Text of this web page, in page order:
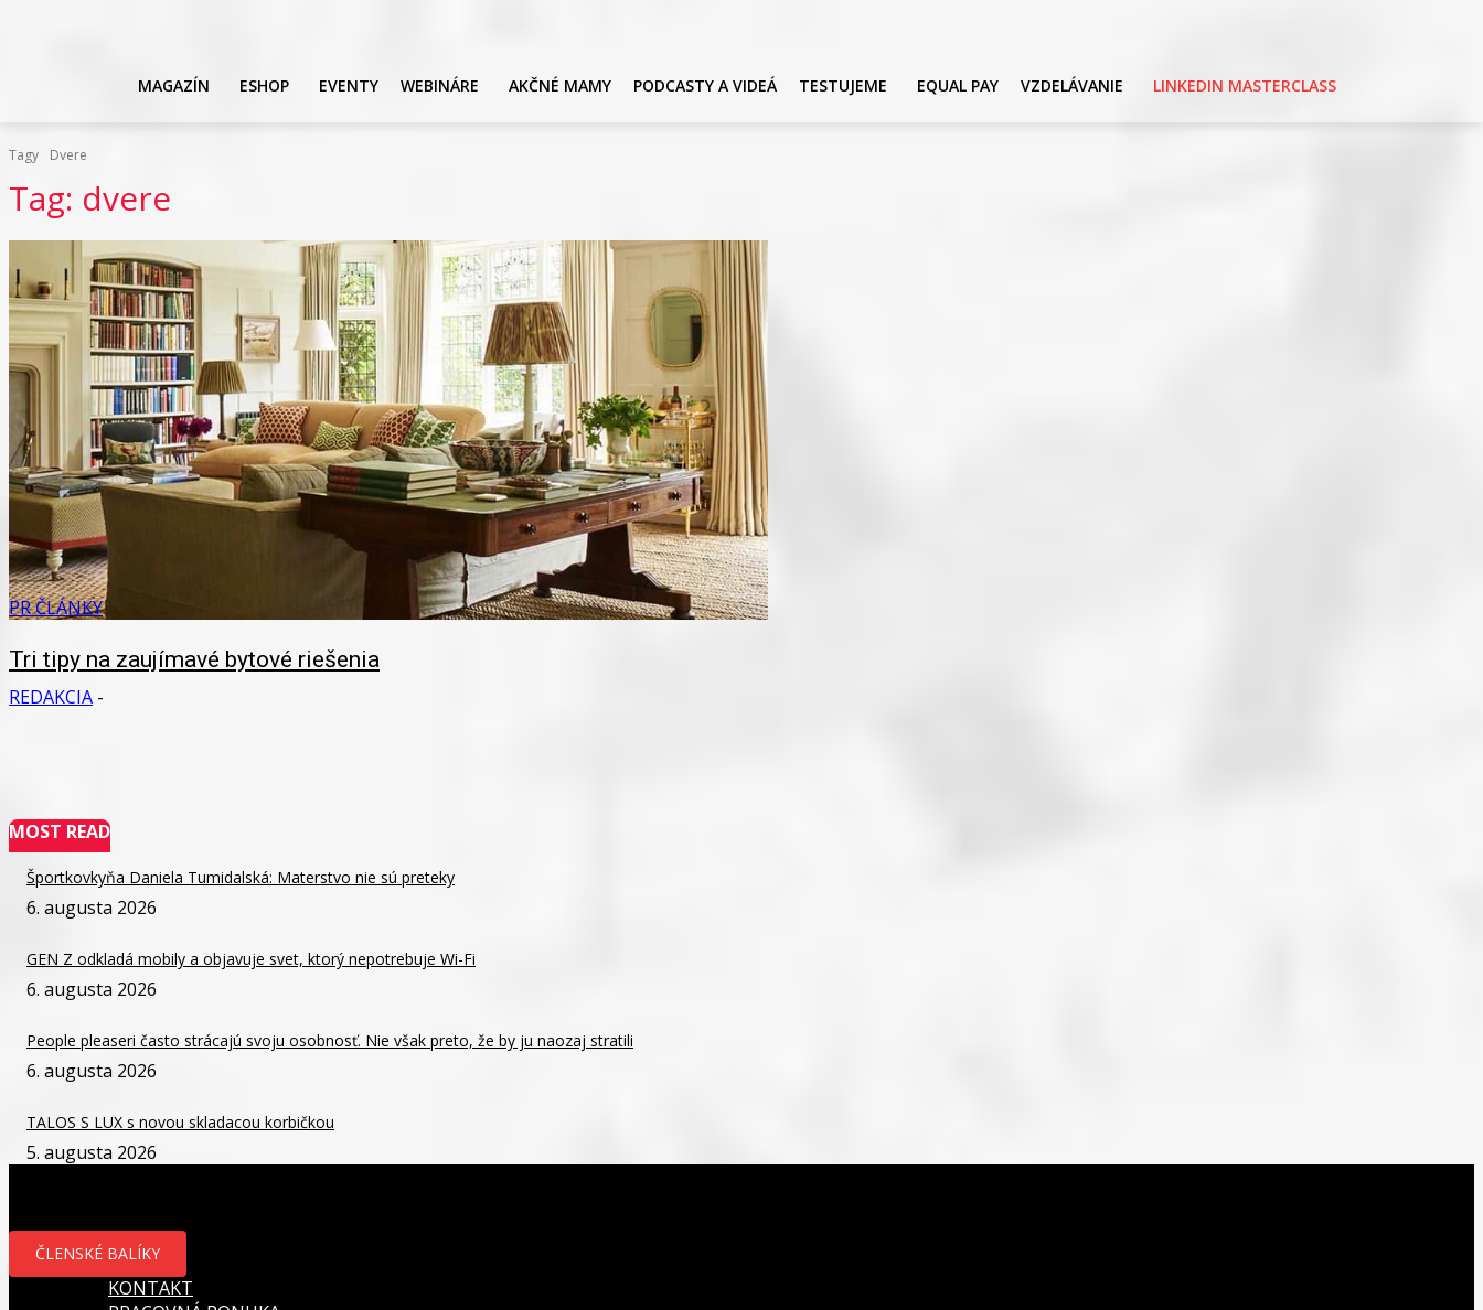
MAGAZÍN ESHOP EVENTY WEBINÁRE AKČNÉ MAMY PODCASTY A VIDEÁ TESTUJEME EQUAL PAY VZDELÁVANIE LINKEDIN MASTERCLASS
Tagy Dvere
Tag: dvere
PR ČLÁNKY
Tri tipy na zaujímavé bytové riešenia
REDAKCIA -
MOST READ
Športkovkyňa Daniela Tumidalská: Materstvo nie sú preteky
6. augusta 2026
GEN Z odkladá mobily a objavuje svet, ktorý nepotrebuje Wi-Fi
6. augusta 2026
People pleaseri často strácajú svoju osobnosť. Nie však preto, že by ju naozaj stratili
6. augusta 2026
TALOS S LUX s novou skladacou korbičkou
5. augusta 2026
ČLENSKÉ BALÍKY
KONTAKT